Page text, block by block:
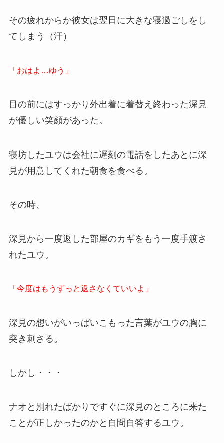
その疲れからか彼女は翌日に大きな寝過ごしをし
てしまう（汗）
「おはよ…ゆう」
目の前にはすっかり外出着に着替え終わった深見
が優しい笑顔があった。
寝坊したユウは会社に遅刻の電話をしたあとに深
見が用意してくれた朝食を食べる。
その時、
深見から一度返した部屋のカギをもう一度手渡さ
れたユウ。
「今度はもうずっと返さなくていいよ」
深見の想いがいっぱいこもった言葉がユウの胸に
突き刺さる。
しかし・・・
ナオと別れたばかりですぐに深見のところに来た
ことが正しかったのかと自問自答するユウ。